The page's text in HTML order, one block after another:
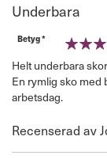
Underbara
Betyg *
Helt underbara
En rymlig sko med
arbetsdag.
Recenserad av